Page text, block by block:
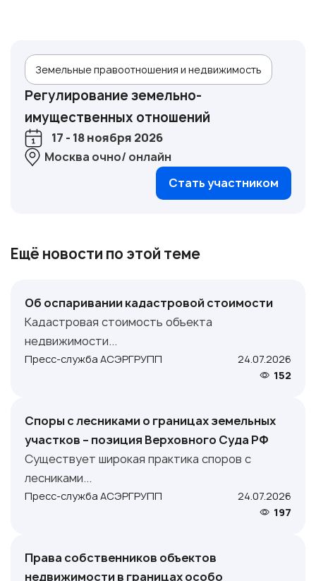
Земельные правоотношения и недвижимость
Регулирование земельно-
имущественных отношений
17 - 18 ноября 2026
Москва очно/ онлайн
Стать участником
Ещё новости по этой теме
Об оспаривании кадастровой стоимости
Кадастровая стоимость объекта
недвижимости...
Пресс-служба АСЭРГРУПП
24.07.2026
152
Споры с лесниками о границах земельных
участков – позиция Верховного Суда РФ
Существует широкая практика споров с
лесниками...
Пресс-служба АСЭРГРУПП
24.07.2026
197
Права собственников объектов
недвижимости в границах особо